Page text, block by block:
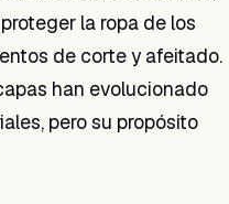
la ropa de los
de corte y afeitado.
han evolucionado
pero su propósito